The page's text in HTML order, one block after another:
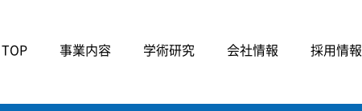
TOP 事業内容 学術研究 会社情報 採用情報